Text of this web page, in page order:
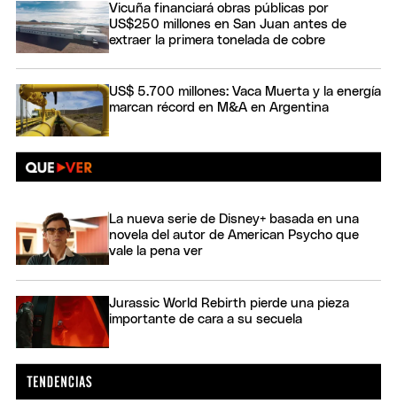
Vicuña financiará obras públicas por
US$250 millones en San Juan antes de
extraer la primera tonelada de cobre
US$ 5.700 millones: Vaca Muerta y la energía
marcan récord en M&A en Argentina
La nueva serie de Disney+ basada en una
novela del autor de American Psycho que
vale la pena ver
Jurassic World Rebirth pierde una pieza
importante de cara a su secuela